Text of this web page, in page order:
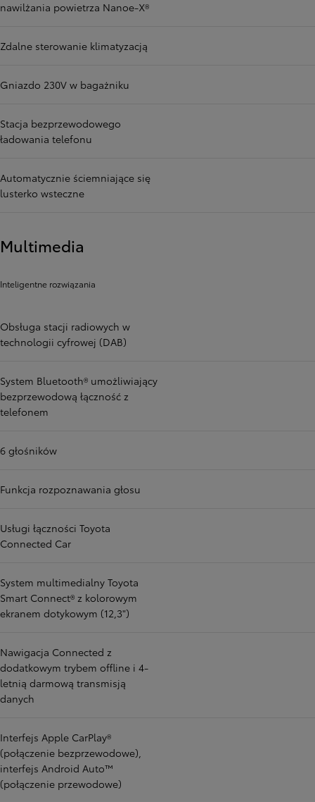
nawilżania powietrza Nanoe-X®
Zdalne sterowanie klimatyzacją
Gniazdo 230V w bagażniku
Stacja bezprzewodowego
ładowania telefonu
Automatycznie ściemniające się
lusterko wsteczne
Multimedia
Inteligentne rozwiązania
Obsługa stacji radiowych w
technologii cyfrowej (DAB)
System Bluetooth® umożliwiający
bezprzewodową łączność z
telefonem
6 głośników
Funkcja rozpoznawania głosu
Usługi łączności Toyota
Connected Car
System multimedialny Toyota
Smart Connect® z kolorowym
ekranem dotykowym (12,3")
Nawigacja Connected z
dodatkowym trybem offline i 4-
letnią darmową transmisją
danych
Interfejs Apple CarPlay®
(połączenie bezprzewodowe),
interfejs Android Auto™
(połączenie przewodowe)